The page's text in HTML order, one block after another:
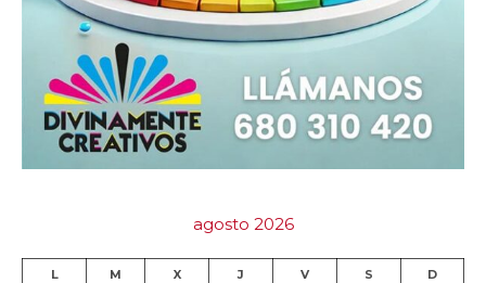
agosto 2026
L M X J V S D